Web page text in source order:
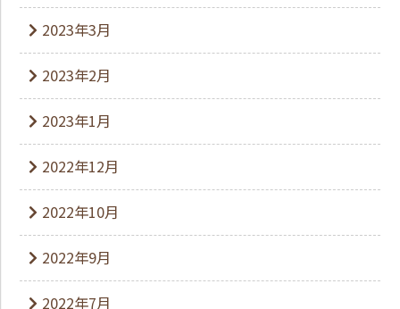
2023年3月
2023年2月
2023年1月
2022年12月
2022年10月
2022年9月
2022年7月